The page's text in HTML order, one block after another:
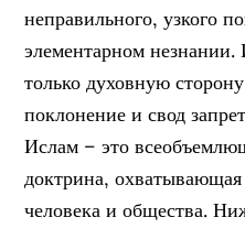
неправильного, узкого
элементарном незнании.
только духовную
поклонение и свод
Ислам – это
доктрина,
человека и общества.